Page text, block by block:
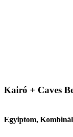
Kairó + Caves
Egyiptom,